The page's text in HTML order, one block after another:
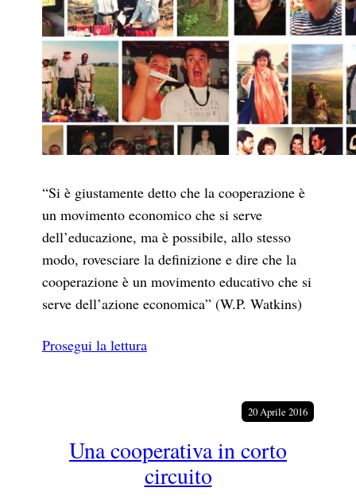
“Si è giustamente detto che la cooperazione è
un movimento economico che si serve
dell’educazione, ma è possibile, allo stesso
modo, rovesciare la definizione e dire che la
cooperazione è un movimento educativo che si
serve dell’azione economica” (W.P. Watkins)
Prosegui la lettura
20 Aprile 2016
Una cooperativa in corto
circuito